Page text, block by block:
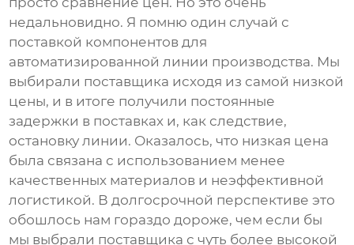
недальновидно. Я помню один случай с
поставкой компонентов для
автоматизированной линии производства. Мы
выбирали поставщика исходя из самой низкой
цены, и в итоге получили постоянные
задержки в поставках и, как следствие,
остановку линии. Оказалось, что низкая цена
была связана с использованием менее
качественных материалов и неэффективной
логистикой. В долгосрочной перспективе это
обошлось нам гораздо дороже, чем если бы
мы выбрали поставщика с чуть более высокой